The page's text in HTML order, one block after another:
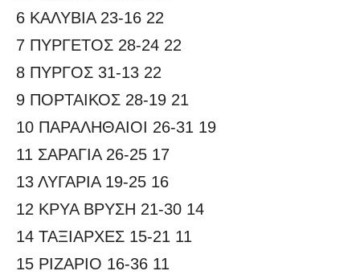
6 ΚΑΛΥΒΙΑ 23-16 22
7 ΠΥΡΓΕΤΟΣ 28-24 22
8 ΠΥΡΓΟΣ 31-13 22
9 ΠΟΡΤΑΙΚΟΣ 28-19 21
10 ΠΑΡΑΛΗΘΑΙΟΙ 26-31 19
11 ΣΑΡΑΓΙΑ 26-25 17
13 ΛΥΓΑΡΙΑ 19-25 16
12 ΚΡΥΑ ΒΡΥΣΗ 21-30 14
14 ΤΑΞΙΑΡΧΕΣ 15-21 11
15 ΡΙΖΑΡΙΟ 16-36 11